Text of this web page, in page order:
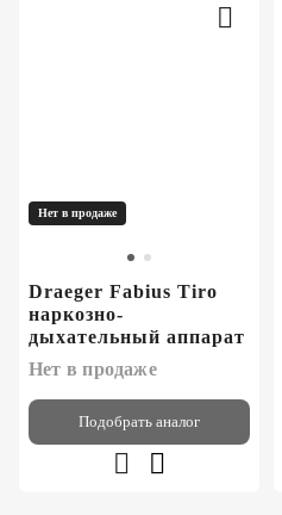
Нет в продаже
Draeger Fabius Tiro
наркозно-
дыхательный аппарат
Нет в продаже
Подобрать аналог